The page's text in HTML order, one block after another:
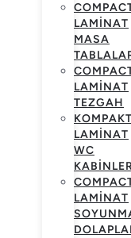
LAMINAT
MASA
LAMINAT
TEZGAH
KOMPAKT
LAMINAT
WC
LAMINAT